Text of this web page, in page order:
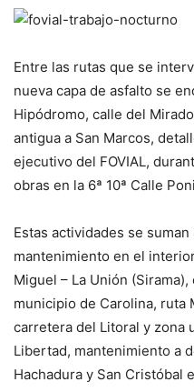
Entre las rutas que se
nueva capa de asfalto se
Hipódromo, calle del
antigua a San Marcos,
ejecutivo del FOVIAL,
obras en la 6ª 10ª Calle
Estas actividades se
mantenimiento en el
Miguel – La Unión
municipio de Carolina, ruta
carretera del Litoral y zona
Libertad, mantenimiento a
Hachadura y San Cristóbal